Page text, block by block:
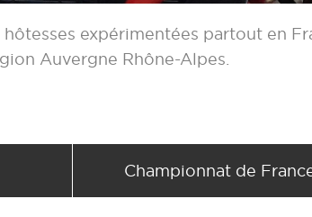
expérimentées partout en
Auvergne Rhône-Alpes.
Championnat de